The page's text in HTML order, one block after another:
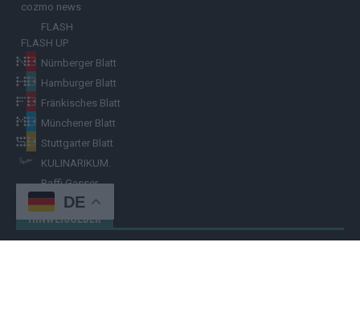
cozmo news
FLASH
FLASH UP
Nürnberger Blatt
Hamburger Blatt
Fränkisches Blatt
Münchener Blatt
Stuttgarter Blatt
KULINARIKUM.
Raffi Gasser
HINWEISGEBER
DE